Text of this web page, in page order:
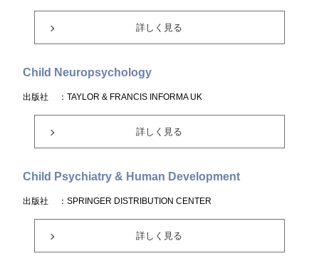
詳しく見る
Child Neuropsychology
出版社 ：TAYLOR & FRANCIS INFORMA UK
詳しく見る
Child Psychiatry & Human Development
出版社 ：SPRINGER DISTRIBUTION CENTER
詳しく見る